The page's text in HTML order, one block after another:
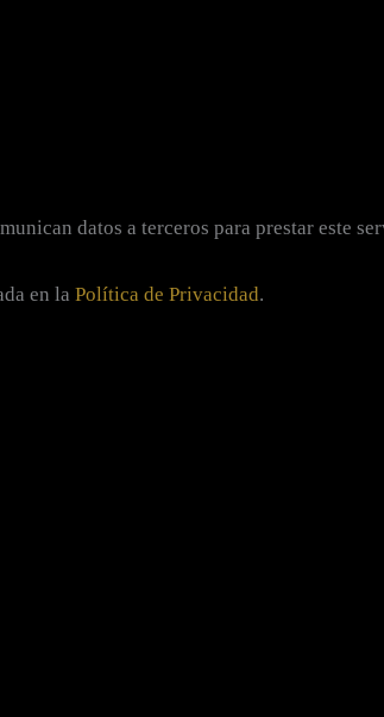
datos a terceros para prestar este
en la Política de Privacidad.